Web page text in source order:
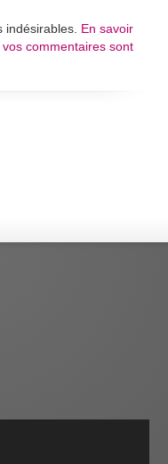
indésirables. En savoir
commentaires sont